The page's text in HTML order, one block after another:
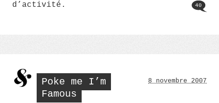
d’activité.
40
Poke me I’m
Famous
8 novembre 2007